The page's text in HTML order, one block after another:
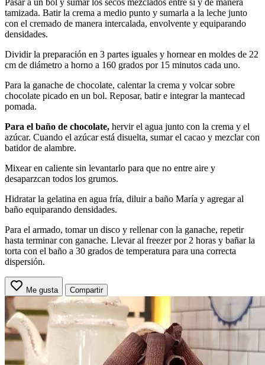
tamizada. Batir la crema a medio punto y sumarla a la leche junto
con el cremado de manera intercalada, envolvente y equiparando
densidades.
Dividir la preparación en 3 partes iguales y hornear en moldes de 22
cm de diámetro a horno a 160 grados por 15 minutos cada uno.
Para la ganache de chocolate, calentar la crema y volcar sobre
chocolate picado en un bol. Reposar, batir e integrar la mantecad
pomada.
Para el baño de chocolate, hervir el agua junto con la crema y el
azúcar. Cuando el azúcar está disuelta, sumar el cacao y mezclar con
batidor de alambre.
Mixear en caliente sin levantarlo para que no entre aire y
desaparzcan todos los grumos.
Hidratar la gelatina en agua fría, diluir a baño María y agregar al
baño equiparando densidades.
Para el armado, tomar un disco y rellenar con la ganache, repetir
hasta terminar con ganache. Llevar al freezer por 2 horas y bañar la
torta con el baño a 30 grados de temperatura para una correcta
dispersión.
Me gusta Compartir